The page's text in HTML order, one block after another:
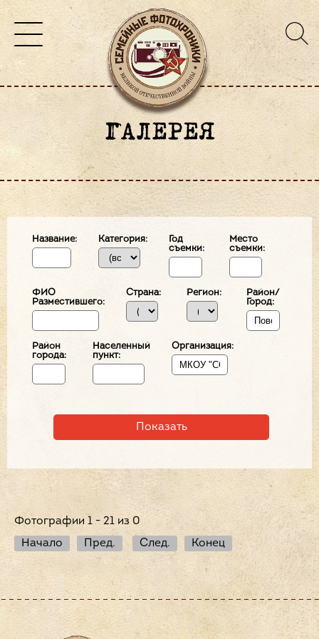
ГАЛЕРЕЯ
Название: Категория:
Год
съемки:
Место
съемки:
ФИО
Разместившего:
Страна: Регион:
Район/
Город:
Район
города:
Населенный
пункт:
Организация:
Фотографии 1 - 21 из 0
Начало
Пред. След. Конец